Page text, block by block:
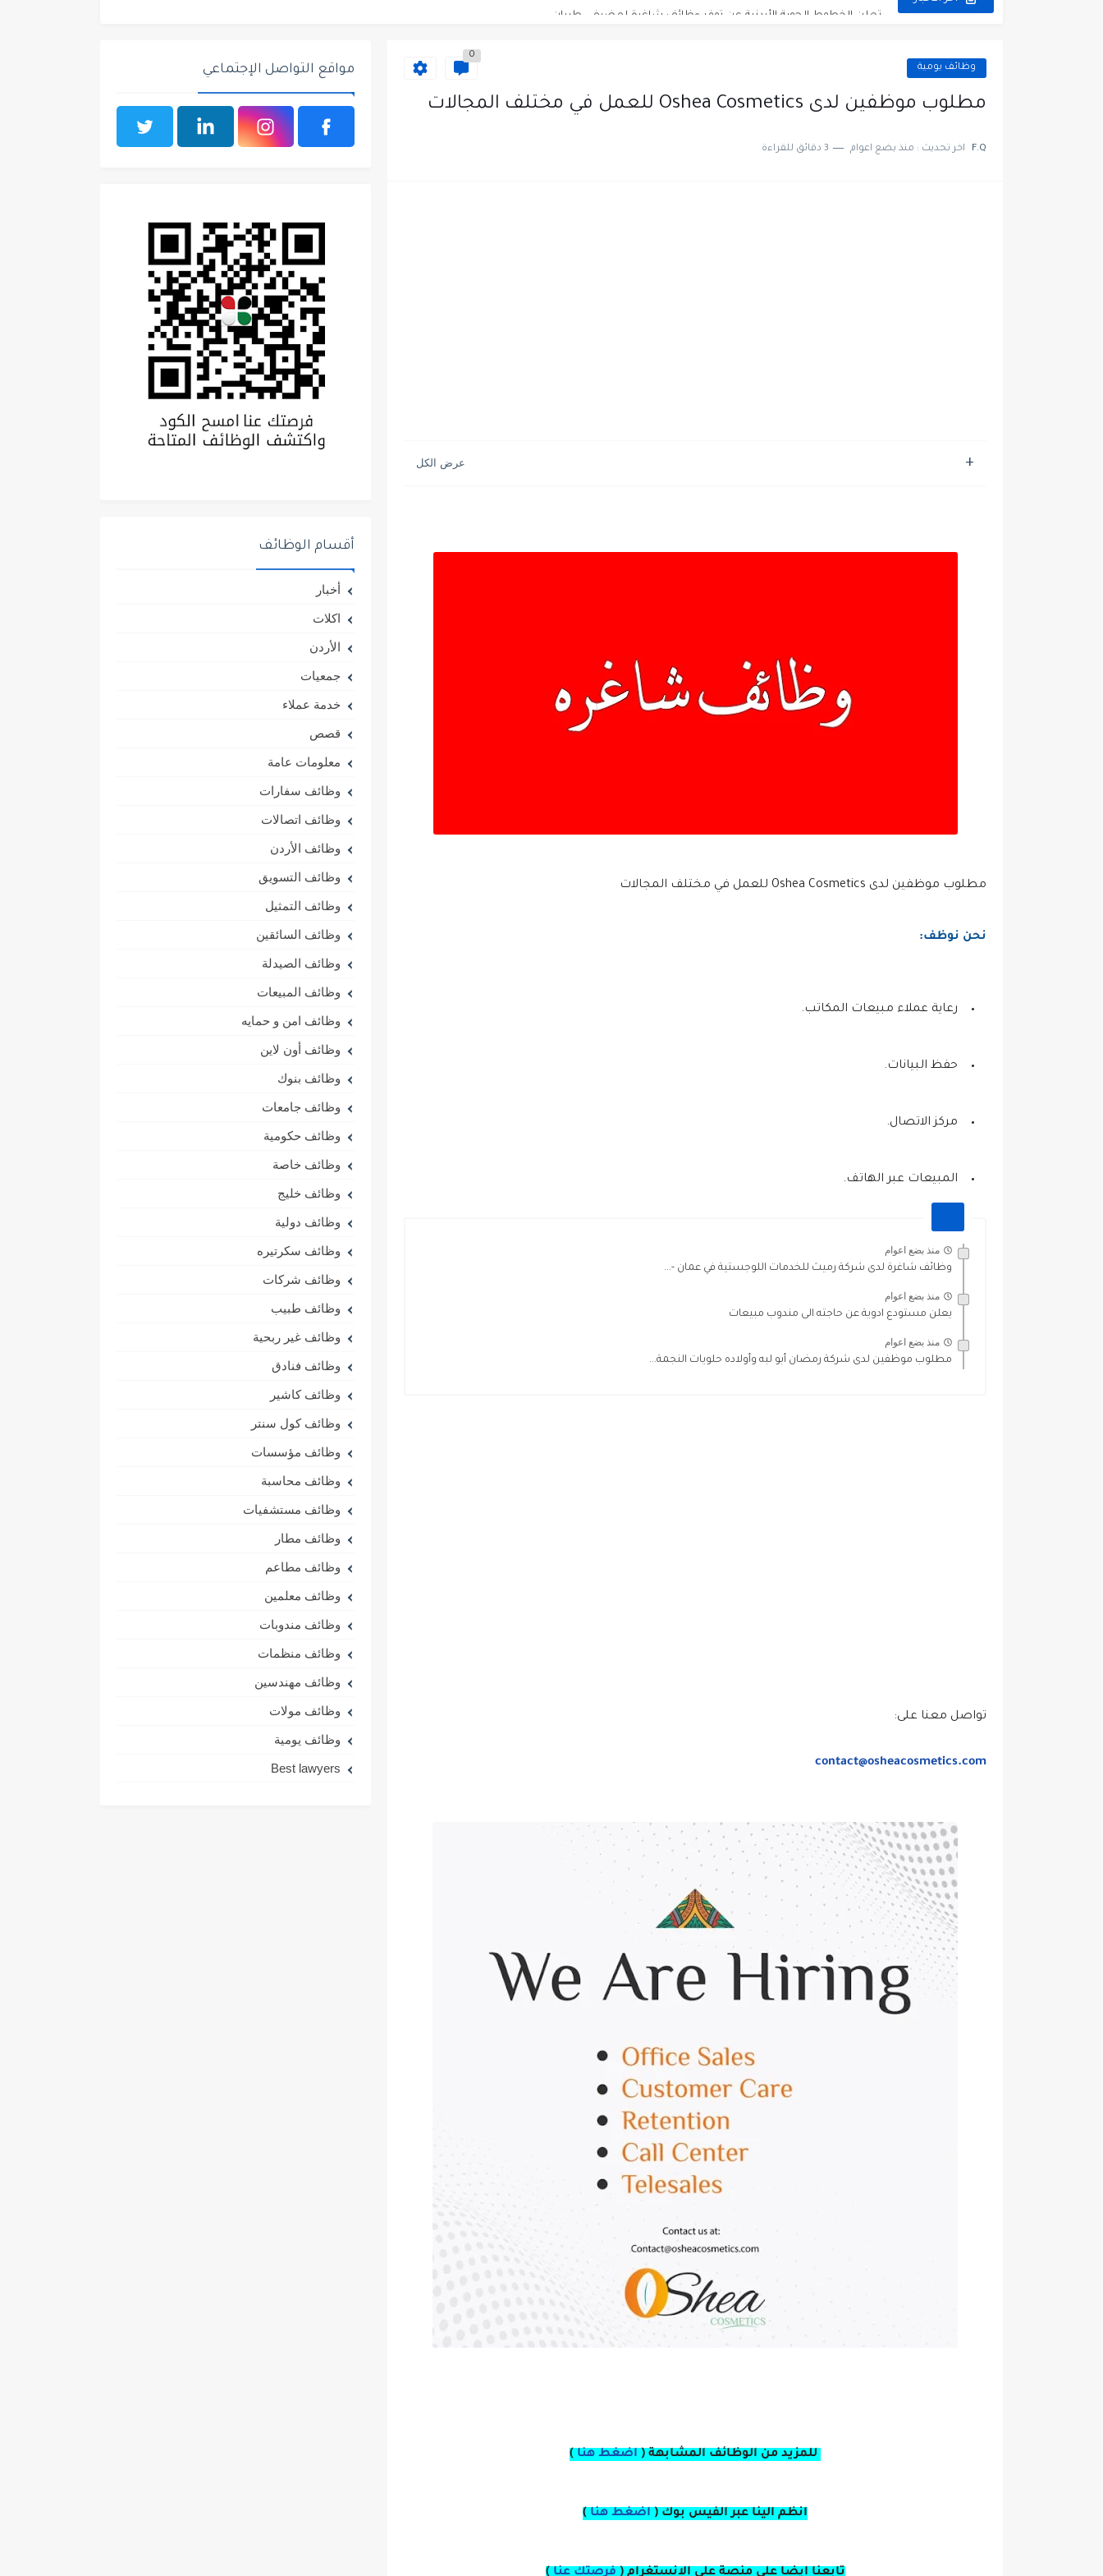
تعلن مؤسسة التعليم لأجل التوظيف الأردنية وبالشراكة مع أكاديمية جولانسرالمجاني
وظائف يومية
0
مطلوب موظفين لدى Oshea Cosmetics للعمل في مختلف المجالات
F.Q اخر تحديث : منذ بضع اعوام 3 دقائق للقراءة
مطلوب موظفين لدى Oshea Cosmetics للعمل في مختلف المجالات
نحن نوظف:
رعاية عملاء مبيعات المكاتب.
حفظ البيانات.
مركز الاتصال.
المبيعات عبر الهاتف.
منذ بضع اعوام
وظائف شاغرة لدى شركة رميث للخدمات اللوجستية في عمان -...
منذ بضع اعوام
يعلن مستودع ادوية عن حاجته الى مندوب مبيعات
منذ بضع اعوام
مطلوب موظفين لدى شركة رمضان أبو لبه وأولاده حلويات النجمة...
تواصل معنا على:
contact@osheacosmetics.com
للمزيد من الوظائف المشابهة ( اضغط هنا )
انظم الينا عبر الفيس بوك ( اضغط هنا )
تابعنا ايضا على منصة على الانستغرام( فرصتك عنا )
مواقع التواصل الإجتماعي
أقسام الوظائف
أخبار
اكلات
الأردن
جمعيات
خدمة عملاء
قصص
معلومات عامة
وظائف سفارات
وظائف اتصالات
وظائف الأردن
وظائف التسويق
وظائف التمثيل
وظائف السائقين
وظائف الصيدلة
وظائف المبيعات
وظائف امن و حمايه
وظائف أون لاين
وظائف بنوك
وظائف جامعات
وظائف حكومية
وظائف خاصة
وظائف خليج
وظائف دولية
وظائف سكرتيره
وظائف شركات
وظائف طبيب
وظائف غير ربحية
وظائف فنادق
وظائف كاشير
وظائف كول سنتر
وظائف مؤسسات
وظائف محاسبة
وظائف مستشفيات
وظائف مطار
وظائف مطاعم
وظائف معلمين
وظائف مندوبات
وظائف منظمات
وظائف مهندسين
وظائف مولات
وظائف يومية
Best lawyers